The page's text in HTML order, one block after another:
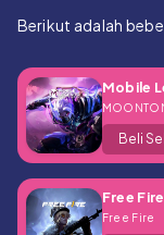
Berikut adalah
Mobile
Beli
Free Fire
Free Fire